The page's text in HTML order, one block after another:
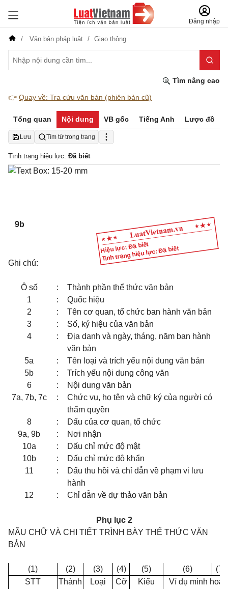
Đăng nhập
Văn bản pháp luật Giao thông
Tìm nâng cao
👉 Quay về: Tra cứu văn bản (phiên bản cũ)
Tổng quan Nội dung VB gốc Tiếng Anh Lược đồ
Lưu Tìm từ trong trang
Tình trạng hiệu lực: Đã biết
Hiệu lực: Đã biết
Tình trạng hiệu lực: Đã biết
9b
Ghi chú:
Ô số :
Thành phần thể thức văn bản
1
:
Quốc hiệu
2
:
Tên cơ quan, tổ chức ban hành văn bản
3
:
Số, ký hiệu của văn bản
4
:
Địa danh và ngày, tháng, năm ban hành
văn bản
5a
:
Tên loại và trích yếu nội dung văn bản
5b
:
Trích yếu nội dung công văn
6
:
Nội dung văn bản
7a, 7b, 7c
:
Chức vụ, họ tên và chữ ký của người có
thẩm quyền
8
:
Dấu của cơ quan, tổ chức
9a, 9b
:
Nơi nhận
10a
:
Dấu chỉ mức độ mật
10b
:
Dấu chỉ mức độ khẩn
11
:
Dấu thu hồi và chỉ dẫn về phạm vi lưu
hành
12
: Chỉ dẫn về dự thảo văn bản
Phụ lục 2
MẪU CHỮ VÀ CHI TIẾT TRÌNH BÀY THỂ THỨC VĂN
BẢN
STT
Thành
Loại
Cỡ
Kiểu
Ví dụ minh hoạ
(1) (2) (3) (4) (5) (6) (7)